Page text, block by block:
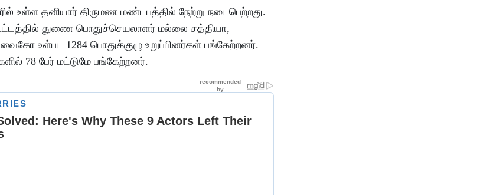
உள்ள தனியார் திருமண மண்டபத்தில் நேற்று நடைபெற்றது.
துணை பொதுச்செயலாளர் மல்லை சத்தியா,
உள்பட 1284 பொதுக்குழு உறுப்பினர்கள் பங்கேற்றனர்.
78 பேர் மட்டுமே பங்கேற்றனர்.